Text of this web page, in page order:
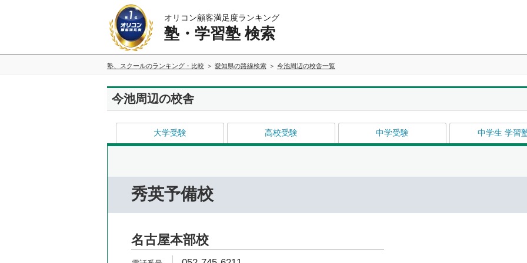
オリコン顧客満足度ランキング
塾・学習塾 検索
塾、スクールのランキング・比較 愛知県の路線検索 今池周辺の校舎一覧
今池周辺の校舎
大学受験 高校受験 中学受験 中学生 学習
秀英予備校
名古屋本部校